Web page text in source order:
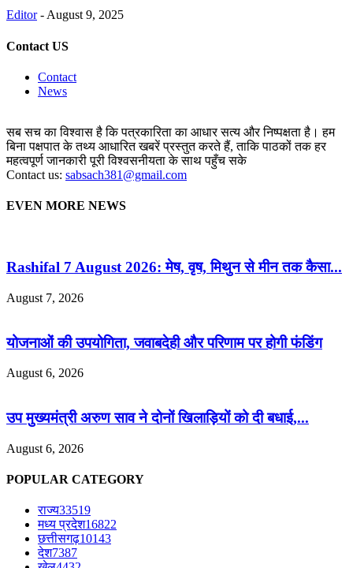
Editor -August 9, 2025
Contact US
Contact
News
सब सच का विश्वास है कि पत्रकारिता का आधार सत्य और निष्पक्षता है। हम
बिना पक्षपात के तथ्य आधारित खबरें प्रस्तुत करते हैं, ताकि पाठकों तक हर
महत्वपूर्ण जानकारी पूरी विश्वसनीयता के साथ पहुँच सके
Contact us: sabsach381@gmail.com
EVEN MORE NEWS
Rashifal 7 August 2026: मेष, वृष, मिथुन से मीन तक कैसा...
August 7, 2026
योजनाओं की उपयोगिता, जवाबदेही और परिणाम पर होगी फंडिंग
August 6, 2026
उप मुख्यमंत्री अरुण साव ने दोनों खिलाड़ियों को दी बधाई,...
August 6, 2026
POPULAR CATEGORY
राज्य33519
मध्य प्रदेश16822
छत्तीसगढ़10143
देश7387